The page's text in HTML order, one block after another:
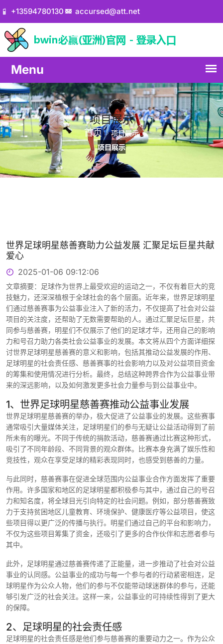
+13594780130 accursed@att.net
项目展示
首页 项目展示
世界足球明星慈善赛助力公益发展 汇聚足坛巨星共献
爱心
2025-01-06 09:12:06
文章摘要：足球作为世界上最受欢迎的运动之一，不仅有着巨大的竞
技魅力，还深深植根于全球社会的各个层面。近年来，世界足球明星
们通过慈善赛事为公益事业注入了新的活力，不仅提高了社会对公益
项目的关注度，还帮助了无数需要帮助的人。通过汇聚足坛巨星，共
同参与慈善赛，明星们不仅展示了他们的足球才华，还用自己的影响
力和号召力助力各类社会公益事业的发展。本文将从四个方面详细探
讨世界足球明星慈善赛的意义和影响，包括其推动公益发展的作用、
足球明星的社会责任感、慈善赛事的社会影响力以及对公益项目资金
的筹集和使用情况进行分析。最终，总结这种跨界合作为公益事业带
来的深远影响，以及如何激发更多社会力量参与到公益事业中。
1、世界足球明星慈善赛推动公益事业发展
世界足球明星慈善赛的举办，极大促进了公益事业的发展。这些赛事
通常吸引大量媒体关注，足球明星们的参与无疑让公益活动得到了前
所未有的曝光。不同于传统的捐款活动，慈善赛通过比赛这种形式，
吸引了不同年龄段、不同背景的观众群体。比赛本身充满了娱乐性和
竞技性，观众在享受足球的精彩表现同时，也感受到慈善的力量。
与此同时，慈善赛事在促进全球范围内公益事业合作方面发挥了重要
作用。许多国家和地区的足球明星都积极参与其中，通过自己的号召
力和知名度，将全球目光引向特定的社会问题。例如，部分慈善赛致
力于支持贫困地区儿童教育、环境保护、健康医疗等公益项目，使这
些项目得以更广泛的传播与执行。明星们通过自己的平台和影响力，
不仅为这些项目筹集了资金，还吸引了更多的合作伙伴和志愿者参与
其中。
此外，足球明星通过慈善赛传递了正能量，进一步推动了社会对公益
事业的认同感。公益事业的成功与每一个参与者的行动紧密相连，足
球明星作为公众人物，他们的参与不仅能带动球迷群体的参与，还能
够引发广泛的社会关注。这样一来，公益事业的可持续性得到了更大
的保障。
2、足球明星的社会责任感
足球明星的社会责任感是他们参与慈善赛的重要动力之一。作为公众